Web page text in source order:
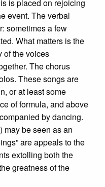
is placed on rejoicing
event. The verbal
sometimes a few
What matters is the
of the voices
The chorus
These songs are
or at least some
of formula, and above
by dancing.
may be seen as an
are appeals to the
extolling both the
greatness of the